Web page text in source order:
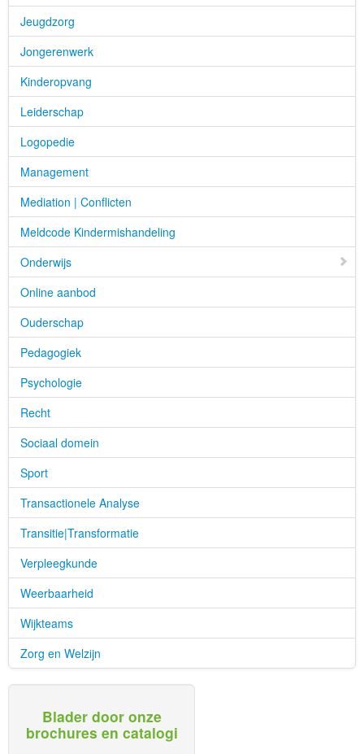
Jeugdzorg
Jongerenwerk
Kinderopvang
Leiderschap
Logopedie
Management
Mediation | Conflicten
Meldcode Kindermishandeling
Onderwijs
Online aanbod
Ouderschap
Pedagogiek
Psychologie
Recht
Sociaal domein
Sport
Transactionele Analyse
Transitie|Transformatie
Verpleegkunde
Weerbaarheid
Wijkteams
Zorg en Welzijn
Blader door onze
brochures en catalogi